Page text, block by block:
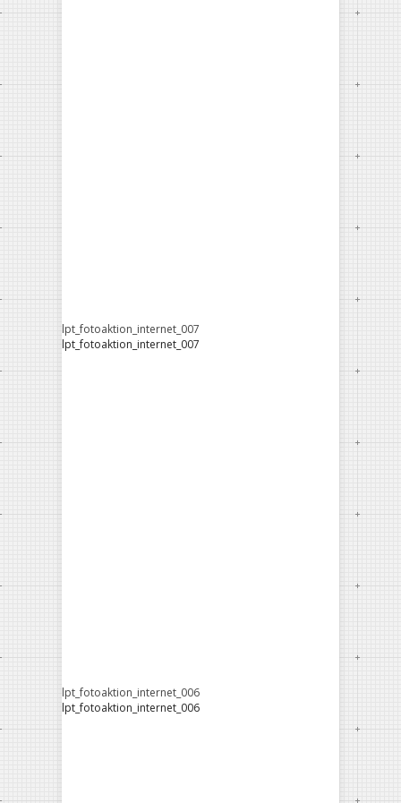
lpt_fotoaktion_internet_007
lpt_fotoaktion_internet_007
lpt_fotoaktion_internet_006
lpt_fotoaktion_internet_006